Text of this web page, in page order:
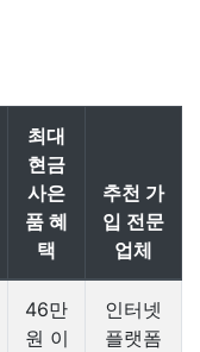
최대
현금
사은
품 혜
택
추천 가
입 전문
업체
46만
원 이
인터넷
플랫폼